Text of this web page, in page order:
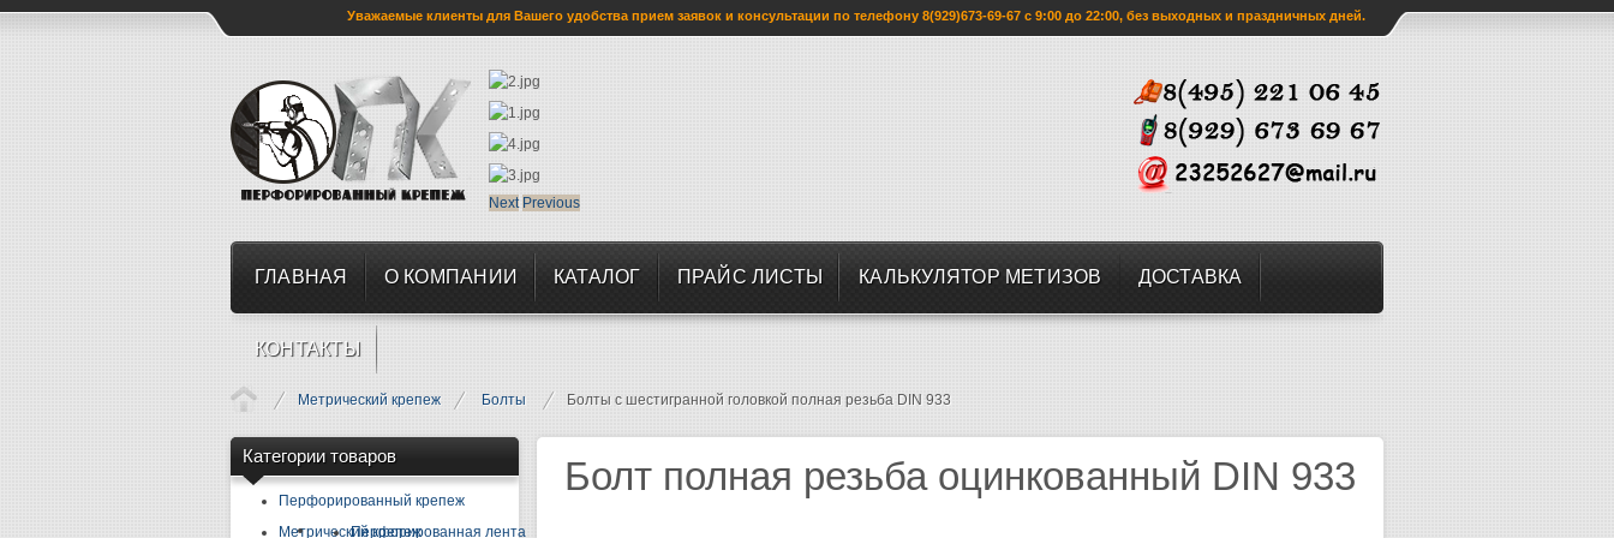
Уважаемые клиенты для Вашего удобства прием заявок и консультации по телефону 8(929)673-69-67 с 9:00 до 22:00, без выходных и праздничных дней.
Next Previous
ГЛАВНАЯ О КОМПАНИИ КАТАЛОГ ПРАЙС ЛИСТЫ КАЛЬКУЛЯТОР МЕТИЗОВ ДОСТАВКА
КОНТАКТЫ
Метрический крепеж Болты Болты с шестигранной головкой полная резьба DIN 933
Категории товаров
Перфорированный крепеж
Перфорированная лента
Метрический крепеж
Болт полная резьба оцинкованный DIN 933